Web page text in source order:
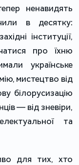
ненавидять
в десятку:
інституції,
про їхню
українське
мистецтво від
білорусизацію
— від зневіри,
та
для тих, хто